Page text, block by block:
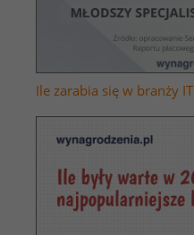
Ile zarabia się w branży IT